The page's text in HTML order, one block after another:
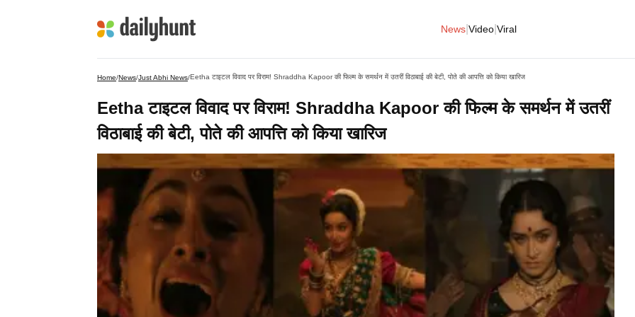
News Video Viral
Home/News/Just Abhi News/Eetha टाइटल विवाद पर विराम! Shraddha Kapoor की फिल्म के समर्थन में उतरीं विठाबाई की बेटी, पोते की आपत्ति को किया खारिज​
Eetha टाइटल विवाद पर विराम! Shraddha Kapoor की फिल्म के समर्थन में उतरीं
विठाबाई की बेटी, पोते की आपत्ति को किया खारिज​